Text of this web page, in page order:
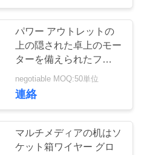
ムのマ
ン
21
パワー アウトレットの
上の隠された卓上のモー
ターを備えられたフリッ
プ180度のパネルのサイ
ズ
negotiable MOQ:50単位
連絡
マルチメディアの机はソ
ケット箱ワイヤー グロ